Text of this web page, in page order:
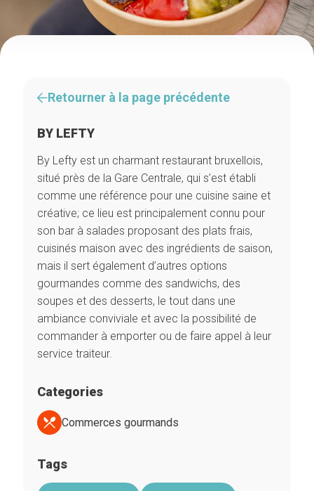
Retourner à la page précédente
BY LEFTY
By Lefty est un charmant restaurant bruxellois,
situé près de la Gare Centrale, qui s’est établi
comme une référence pour une cuisine saine et
créative; ce lieu est principalement connu pour
son bar à salades proposant des plats frais,
cuisinés maison avec des ingrédients de saison,
mais il sert également d’autres options
gourmandes comme des sandwichs, des
soupes et des desserts, le tout dans une
ambiance conviviale et avec la possibilité de
commander à emporter ou de faire appel à leur
service traiteur.
Categories
Commerces gourmands
Tags